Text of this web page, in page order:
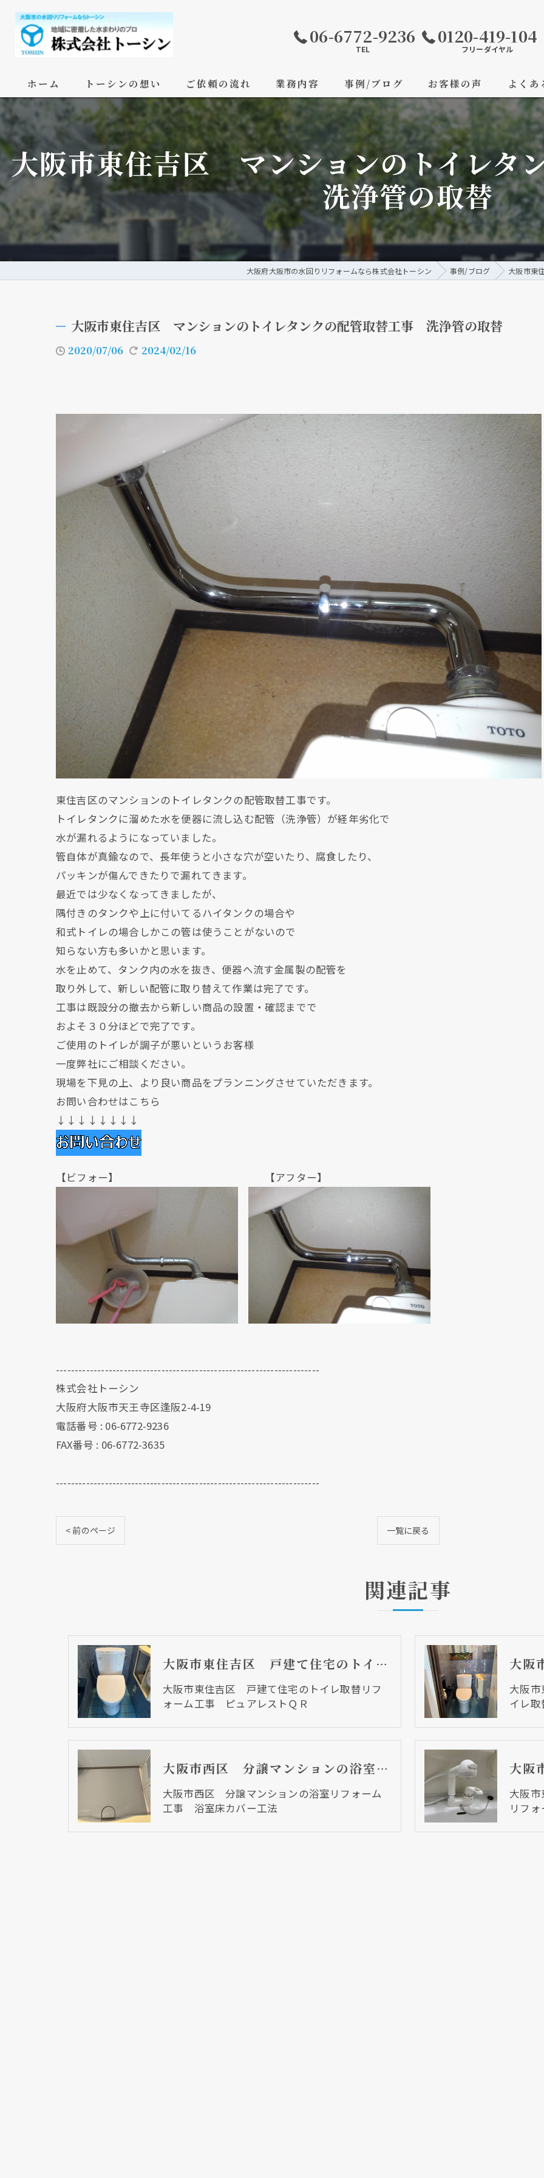
06-6772-9236
TEL
0120-419-104
フリーダイヤル
ホーム トーシンの想い ご依頼の流れ 業務内容 事例/ブログ お客様の声 よくあ
大阪市東住吉区 マンションのトイレ
洗浄管の取替
大阪府大阪市の水回りリフォームなら株式会社トーシン 事例/ブログ 大阪市東
大阪市東住吉区 マンションのトイレタンクの配管取替工事 洗浄管の取替
2020/07/06 2024/02/16
東住吉区のマンションのトイレタンクの配管取替工事です。
トイレタンクに溜めた水を便器に流し込む配管（洗浄管）が経年劣化で
水が漏れるようになっていました。
管自体が真鍮なので、長年使うと小さな穴が空いたり、腐食したり、
パッキンが傷んできたりで漏れてきます。
最近では少なくなってきましたが、
隅付きのタンクや上に付いてるハイタンクの場合や
和式トイレの場合しかこの管は使うことがないので
知らない方も多いかと思います。
水を止めて、タンク内の水を抜き、便器へ流す金属製の配管を
取り外して、新しい配管に取り替えて作業は完了です。
工事は既設分の撤去から新しい商品の設置・確認までで
およそ３０分ほどで完了です。
ご使用のトイレが調子が悪いというお客様
一度弊社にご相談ください。
現場を下見の上、より良い商品をプランニングさせていただきます。
お問い合わせはこちら
↓↓↓↓↓↓↓↓
【ビフォー】 【アフター】
----------------------------------------------------------------------
株式会社トーシン
大阪府大阪市天王寺区逢阪2-4-19
電話番号 : 06-6772-9236
FAX番号 : 06-6772-3635
----------------------------------------------------------------------
< 前のページ 一覧に戻る
関連記事
大阪市東住吉区 戸建て住宅のトイレ取替リフォーム工事 ピュアレストＱＲ
大阪市東住吉区 戸建て住宅のトイレ取替リフ
ォーム工事 ピュアレストＱＲ
大阪
イレ
大阪市西区 分譲マンションの浴室リフォーム工事 浴室床カバー工法
大阪市西区 分譲マンションの浴室リフォーム
工事 浴室床カバー工法
大阪
リフ
現在、新聞に入っている折込チラシです。
クリックでチラシのページにジャンプします
現在、新聞に入っている折込チラシです。
クリックでチラシのページにジャンプします